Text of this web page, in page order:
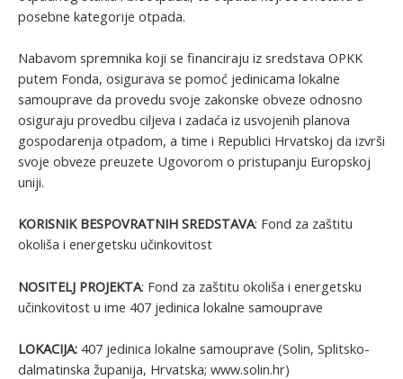
posebne kategorije otpada.
Nabavom spremnika koji se financiraju iz sredstava OPKK
putem Fonda, osigurava se pomoć jedinicama lokalne
samouprave da provedu svoje zakonske obveze odnosno
osiguraju provedbu ciljeva i zadaća iz usvojenih planova
gospodarenja otpadom, a time i Republici Hrvatskoj da izvrši
svoje obveze preuzete Ugovorom o pristupanju Europskoj
uniji.
KORISNIK BESPOVRATNIH SREDSTAVA: Fond za zaštitu
okoliša i energetsku učinkovitost
NOSITELJ PROJEKTA: Fond za zaštitu okoliša i energetsku
učinkovitost u ime 407 jedinica lokalne samouprave
LOKACIJA: 407 jedinica lokalne samouprave (Solin, Splitsko-
dalmatinska županija, Hrvatska; www.solin.hr)